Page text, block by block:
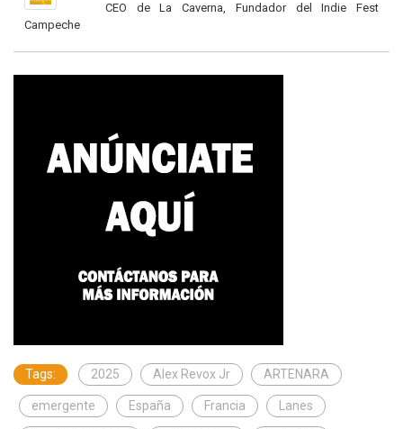
CEO de La Caverna, Fundador del Indie Fest
Campeche
Tags: 2025 Alex Revox Jr ARTENARA
emergente España Francia Lanes